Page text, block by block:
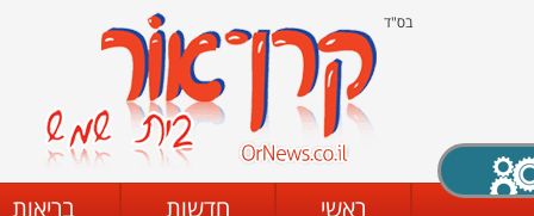
בס"ד
ראשי חדשות בריאות
X סגירה